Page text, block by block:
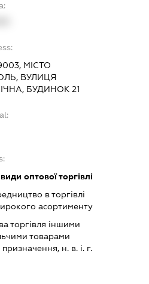
МІСТО
ВУЛИЦЯ
БУДИНОК 21
оптової торгівлі
в торгівлі
асортименту
торгівля іншими
товарами
н. в. і. г.